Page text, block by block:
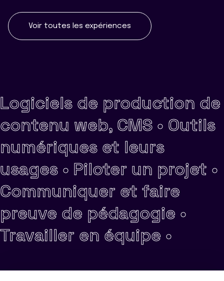
Voir toutes les expériences
Logiciels de production de
contenu web, CMS • Outils
numériques et leurs
usages • Piloter un projet •
Communiquer et faire
preuve de pédagogie •
Travailler en équipe •